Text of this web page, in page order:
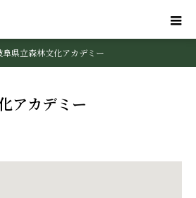
阜県立森林文化アカデミー
アカデミー